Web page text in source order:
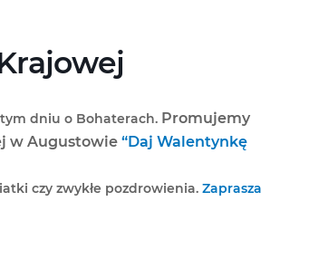
dniu o Bohaterach. Promujemy
w Augustowie “Daj Walentynkę
czy zwykłe pozdrowienia. Zaprasza